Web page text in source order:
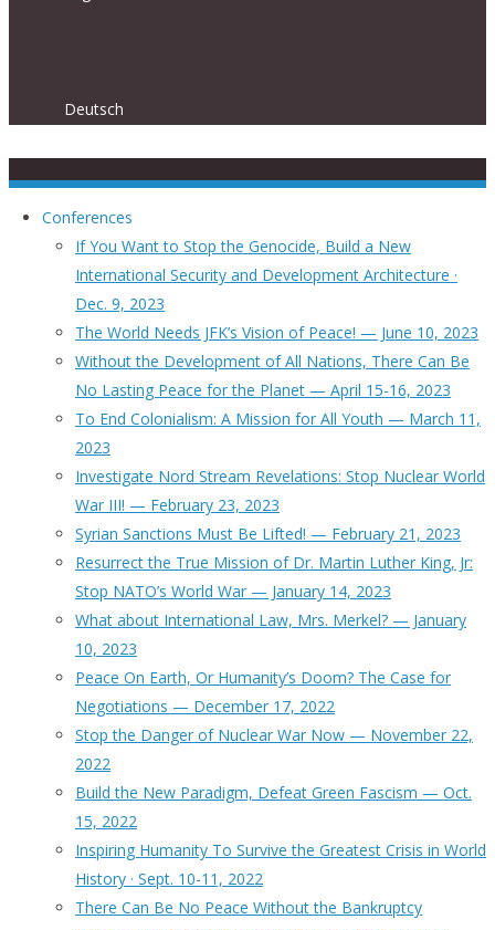
Deutsch
Conferences
If You Want to Stop the Genocide, Build a New
International Security and Development Architecture ·
Dec. 9, 2023
The World Needs JFK’s Vision of Peace! — June 10, 2023
Without the Development of All Nations, There Can Be
No Lasting Peace for the Planet — April 15-16, 2023
To End Colonialism: A Mission for All Youth — March 11,
2023
Investigate Nord Stream Revelations: Stop Nuclear World
War III! — February 23, 2023
Syrian Sanctions Must Be Lifted! — February 21, 2023
Resurrect the True Mission of Dr. Martin Luther King, Jr:
Stop NATO’s World War — January 14, 2023
What about International Law, Mrs. Merkel? — January
10, 2023
Peace On Earth, Or Humanity’s Doom? The Case for
Negotiations — December 17, 2022
Stop the Danger of Nuclear War Now — November 22,
2022
Build the New Paradigm, Defeat Green Fascism — Oct.
15, 2022
Inspiring Humanity To Survive the Greatest Crisis in World
History · Sept. 10-11, 2022
There Can Be No Peace Without the Bankruptcy